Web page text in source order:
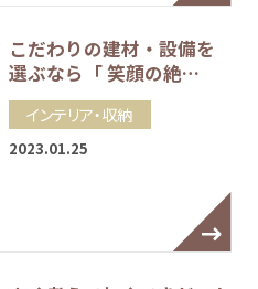
こだわりの建材・設備を
選ぶなら「 笑顔の絶…
インテリア・収納
2023.01.25